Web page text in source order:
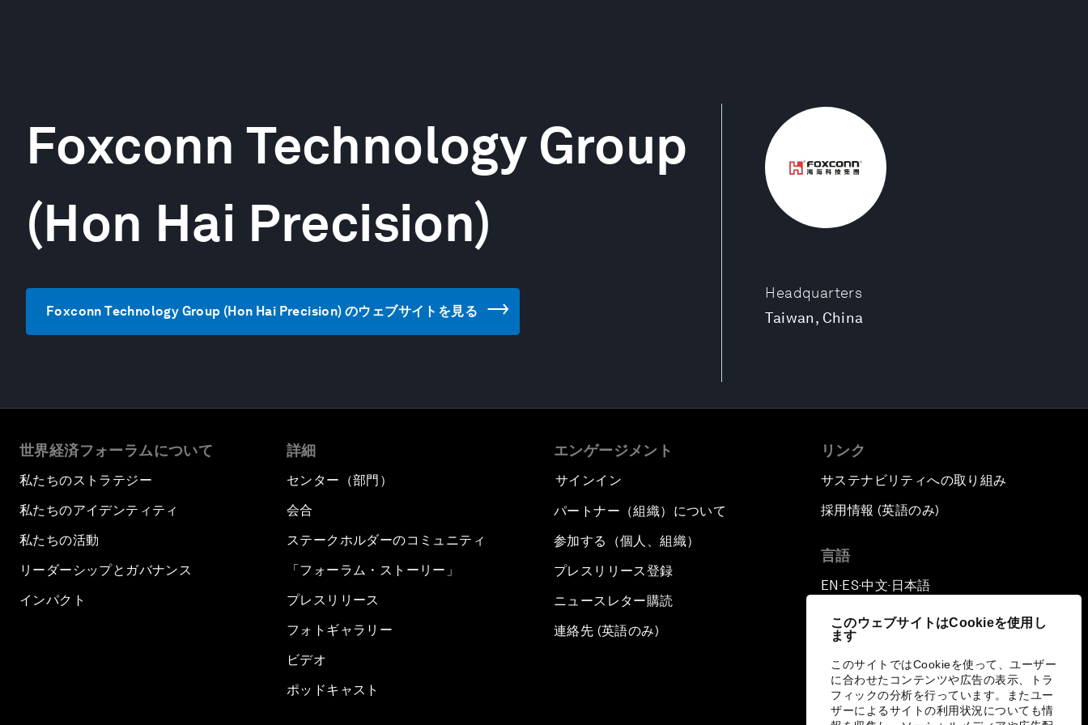
このウェブサイトはCookieを使用し
ます
このサイトではCookieを使って、ユーザー
に合わせたコンテンツや広告の表示、トラ
フィックの分析を行っています。またユー
ザーによるサイトの利用状況についても情
Headquarters
Taiwan, China
Foxconn Technology Group
(Hon Hai Precision)
Foxconn Technology Group (Hon Hai Precision) のウェブサイトを見る
世界経済フォーラムについて
私たちのストラテジー
私たちのアイデンティティ
私たちの活動
リーダーシップとガバナンス
インパクト
詳細
センター（部門）
会合
ステークホルダーのコミュニティ
「フォーラム・ストーリー」
プレスリリース
フォトギャラリー
ビデオ
ポッドキャスト
エンゲージメント
サインイン
パートナー（組織）について
参加する（個人、組織）
プレスリリース登録
ニュースレター購読
連絡先 (英語のみ)
リンク
サステナビリティへの取り組み
採用情報 (英語のみ)
言語
EN ▪ES▪中文▪ 日本語